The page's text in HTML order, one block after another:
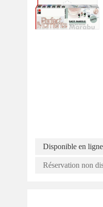
Disponible en ligne
Réservation non